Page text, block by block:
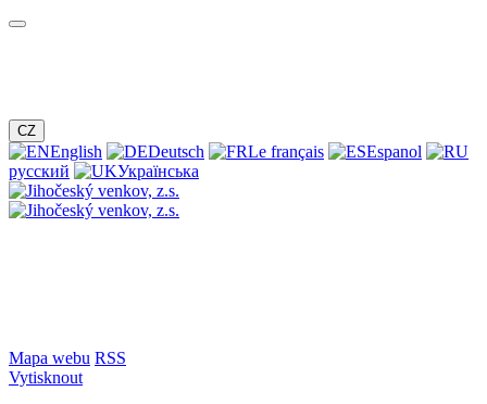
CZ
English Deutsch Le français
Espanol
русский
Українська
Mapa webu RSS
Vytisknout